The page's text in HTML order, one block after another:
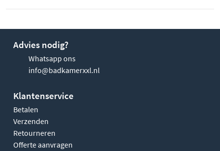
Advies nodig?
Whatsapp ons
info@badkamerxxl.nl
Klantenservice
Betalen
Verzenden
Retourneren
Offerte aanvragen